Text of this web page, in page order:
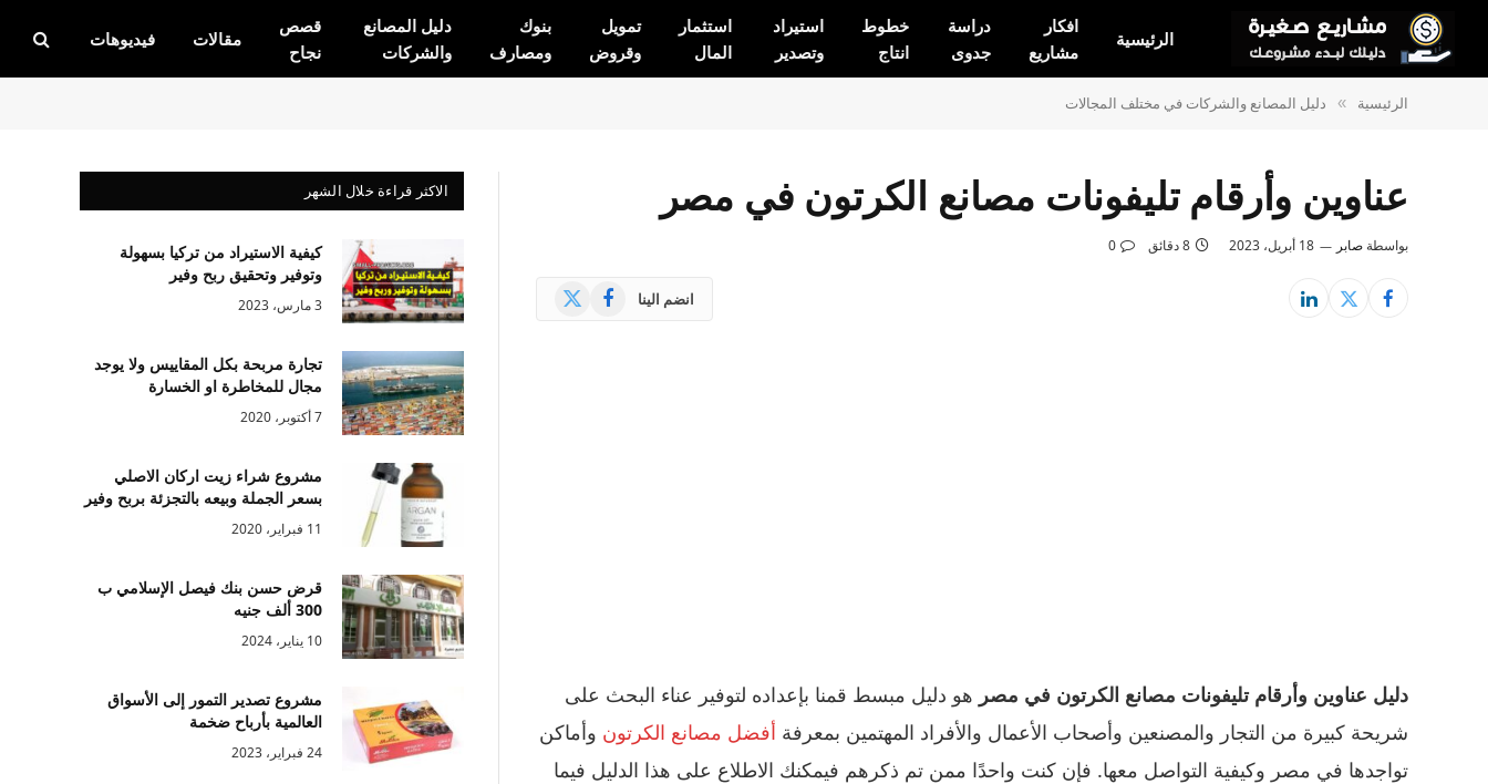
الرئيسية
افكار
مشاريع
دراسة
جدوى
خطوط
انتاج
استيراد
وتصدير
استثمار
المال
تمويل
وقروض
بنوك
ومصارف
دليل المصانع
والشركات
قصص
نجاح
مقالات فيديوهات
الرئيسية » دليل المصانع والشركات في مختلف المجالات
عناوين وأرقام تليفونات مصانع الكرتون في مصر
بواسطة صابر 18 أبريل، 2023 8 دقائق 0
انضم الينا فيسبوك
دليل عناوين وأرقام تليفونات مصانع الكرتون في مصر هو دليل مبسط قمنا بإعداده لتوفير عناء البحث على
شريحة كبيرة من التجار والمصنعين وأصحاب الأعمال والأفراد المهتمين بمعرفة أفضل مصانع الكرتون وأماكن
تواجدها في مصر وكيفية التواصل معها. فإن كنت واحدًا ممن تم ذكرهم فيمكنك الاطلاع على هذا الدليل فيما
الاكثر قراءة خلال الشهر
كيفية الاستيراد من تركيا بسهولة
وتوفير وتحقيق ربح وفير
3 مارس، 2023
تجارة مربحة بكل المقاييس ولا يوجد
مجال للمخاطرة او الخسارة
7 أكتوبر، 2020
مشروع شراء زيت اركان الاصلي
بسعر الجملة وبيعه بالتجزئة بربح وفير
11 فبراير، 2020
قرض حسن بنك فيصل الإسلامي ب
300 ألف جنيه
10 يناير، 2024
مشروع تصدير التمور إلى الأسواق
العالمية بأرباح ضخمة
24 فبراير، 2023